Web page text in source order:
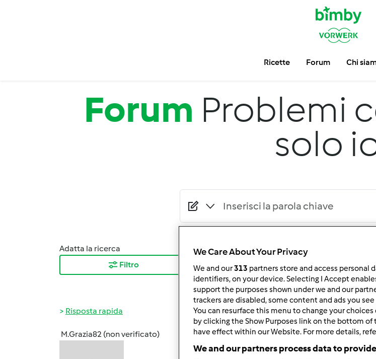
Ricette Forum Chi
Forum Problemi
solo
Adatta la ricerca
Filtro
Ordina per:
I risultati più recenti
10
Risposta rapida
M.Grazia82 (non verificato)
Hai perfettamente ragione, anch'io ho
We Care About Your Privacy
We and our313 partners store and access personal
identifiers, on your device. Selecting I Accept
support the purposes shown under we and our
trackers are disabled, some content and ads you
You can resurface this menu to change your
by clicking the Show Purposes link on the bottom of
have effect within our Website. For more details,
We and our partners process data to